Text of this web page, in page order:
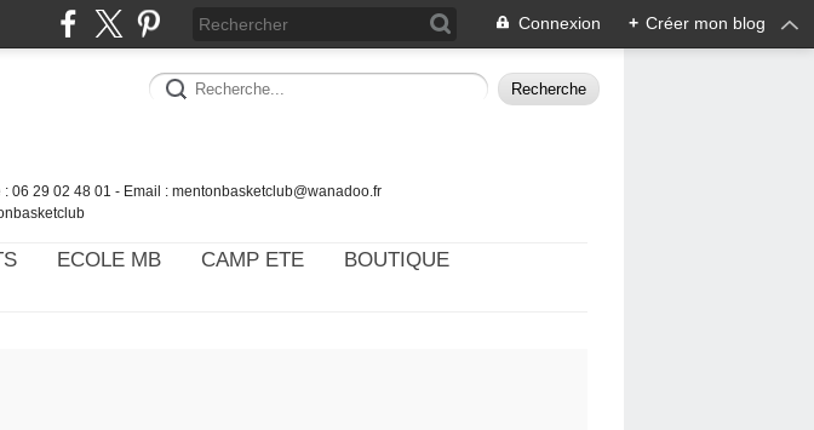
Connexion + Créer mon blog
06 29 02 48 01 - Email : mentonbasketclub@wanadoo.fr
ECOLE MB CAMP ETE
BOUTIQUE